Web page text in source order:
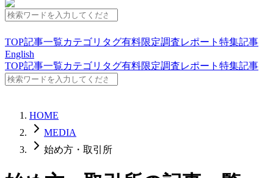
TOP記事一覧カテゴリ タグ有料限定調査レポート 特集記事
English
TOP記事一覧カテゴリ タグ有料限定調査レポート 特集記事
HOME
MEDIA
始め方・取引所